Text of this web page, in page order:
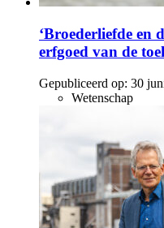
‘Broederliefde en
erfgoed van de
Gepubliceerd op: 30
Wetenschap